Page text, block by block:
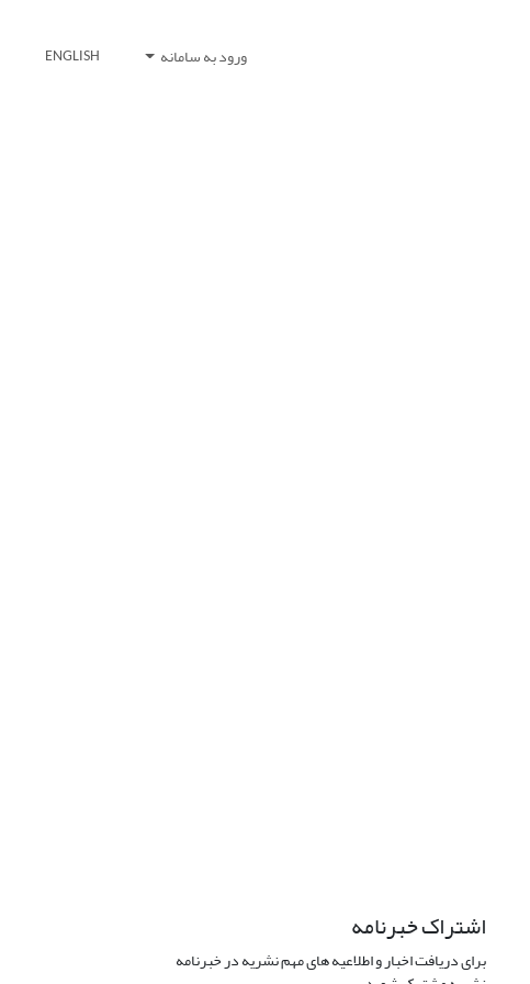
ورود به سامانه ENGLISH
اشتراک خبرنامه
برای دریافت اخبار و اطلاعیه های مهم نشریه در خبرنامه